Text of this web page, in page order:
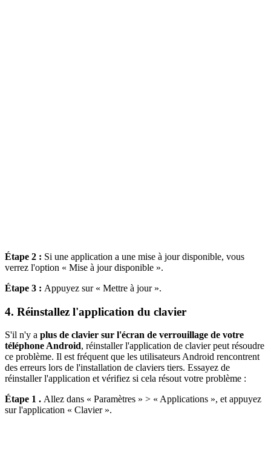
Étape 2 : Si une application a une mise à jour disponible, vous
verrez l'option « Mise à jour disponible ».
Étape 3 : Appuyez sur « Mettre à jour ».
4. Réinstallez l'application du clavier
S'il n'y a plus de clavier sur l'écran de verrouillage de votre
téléphone Android, réinstaller l'application de clavier peut résoudre
ce problème. Il est fréquent que les utilisateurs Android rencontrent
des erreurs lors de l'installation de claviers tiers. Essayez de
réinstaller l'application et vérifiez si cela résout votre problème :
Étape 1 . Allez dans « Paramètres » > « Applications », et appuyez
sur l'application « Clavier ».